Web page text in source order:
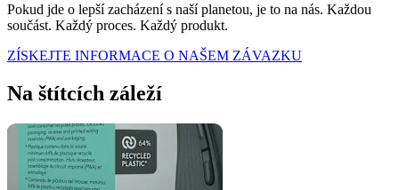
Pokud jde o lepší zacházení s naší planetou, je to na nás. Každou
součást. Každý proces. Každý produkt.
ZÍSKEJTE INFORMACE O NAŠEM ZÁVAZKU
Na štítcích záleží